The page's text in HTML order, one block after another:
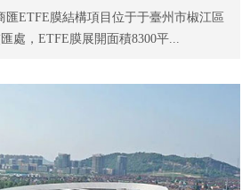
匯ETFE膜結構項目位于于臺州市椒江區
處，ETFE膜展開面積8300平...